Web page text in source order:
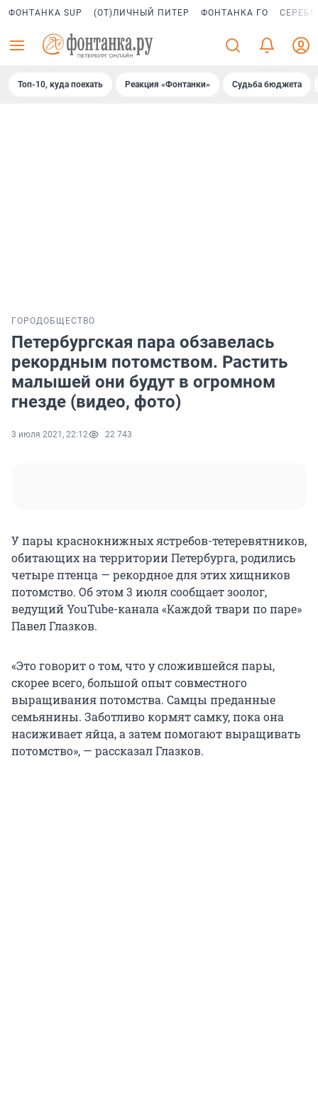
ФОНТАНКА SUP (ОТ)ЛИЧНЫЙ ПИТЕР ФОНТАНКА ГО
Топ-10, куда поехать Реакция «Фонтанки» Судьба бюджета
ГОРОДОБЩЕСТВО
Петербургская пара обзавелась
рекордным потомством. Растить
малышей они будут в огромном
гнезде (видео, фото)
3 июля 2021, 22:12 22 743
У пары краснокнижных ястребов-тетеревятников,
обитающих на территории Петербурга, родились
четыре птенца — рекордное для этих хищников
потомство. Об этом 3 июля сообщает зоолог,
ведущий YouTube-канала «Каждой твари по паре»
Павел Глазков.
«Это говорит о том, что у сложившейся пары,
скорее всего, большой опыт совместного
выращивания потомства. Самцы преданные
семьянины. Заботливо кормят самку, пока она
насиживает яйца, а затем помогают выращивать
потомство», — рассказал Глазков.